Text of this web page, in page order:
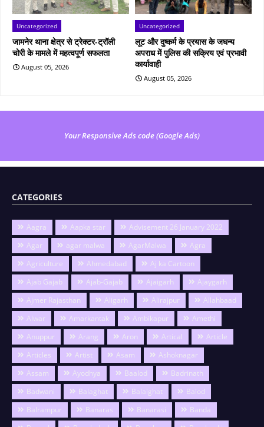
Uncategorized
जामनेर थाना क्षेत्र से ट्रेक्टर-ट्रॉली
चोरी के मामले में महत्वपूर्ण सफलता
August 05, 2026
Uncategorized
लूट और दुष्कर्म के प्रयास के जघन्य
अपराध में पुलिस की सक्रिय एवं प्रभावी
कार्यावाही
August 05, 2026
Your Responsive Ads code (Google Ads)
CATEGORIES
Aagra Aapka star
Advisement 26 January 2022
Agar
agar malwa AgarMalwa
Agra
Agriculture
Ahmedabad
Aj ka Cartoon
Ajab Gajab
Ajab-Gajab Ajaigarh
Ajaygarh
Ajmer Rajasthan
Aligarh Alirajpur
Allahbaad
Alwar
Amarkantak Ambikapur
Amethi
Anuppur
Arang Aron Artical
Article
Articles
Artist Asam
Ashoknagar
Assam
Ayodhya Baalod
Badrinath
Badwani
Balaghat Balalghat
Balod
Balrampur
Banaras Banarasi
Banda